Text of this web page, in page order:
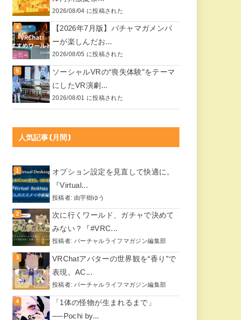
2026/08/04 に投稿された
【2026年7月版】バチャマガメンバ
ーが楽しんだお...
2026/08/05 に投稿された
ソーシャルVRの“喪失体験”をテーマ
にしたVR演劇...
2026/08/01 に投稿された
人気記事(月間)
オプション設定を見直して快適に。
『Virtual...
投稿者: 由宇樹ゆう
次に行くワールド、ガチャで決めて
みない？『#VRC...
投稿者: バーチャルライフマガジン編集部
VRChatアバターの世界観を“香り”で
表現。AC...
投稿者: バーチャルライフマガジン編集部
「1体の怪物が生まれるまで」
──Pochi by...